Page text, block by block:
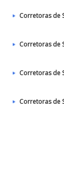
Corretoras de
Corretoras de
Corretoras de
Corretoras de